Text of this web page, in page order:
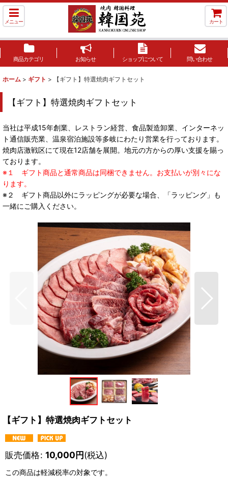
メニュー カート
商品カテゴリ お知らせ ショップについて 問い合わせ
ホーム > ギフト > 【ギフト】特選焼肉ギフトセット
【ギフト】特選焼肉ギフトセット
当社は平成15年創業、レストラン経営、食品製造卸業、インターネッ
ト通信販売業、温泉宿泊施設等多岐にわたり営業を行っております。
焼肉店激戦区にて現在12店舗を展開。地元の方からの厚い支援を賜っ
ております。
※１ ギフト商品と通常商品は同梱できません。お支払いが別々にな
ります。
※２ ギフト商品以外にラッピングが必要な場合、「ラッピング」も
一緒にご購入ください。
【ギフト】特選焼肉ギフトセット
販売価格: 10,000円(税込)
この商品は軽減税率の対象です。